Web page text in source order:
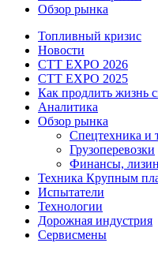
Обзор рынка
Топливный кризис
Новости
CTT EXPO 2026
CTT EXPO 2025
Как продлить жизнь
Аналитика
Обзор рынка
Спецтехника и
Грузоперевозки
Финансы,
Техника Крупным
Испытатели
Технологии
Дорожная индустрия
Сервисмены